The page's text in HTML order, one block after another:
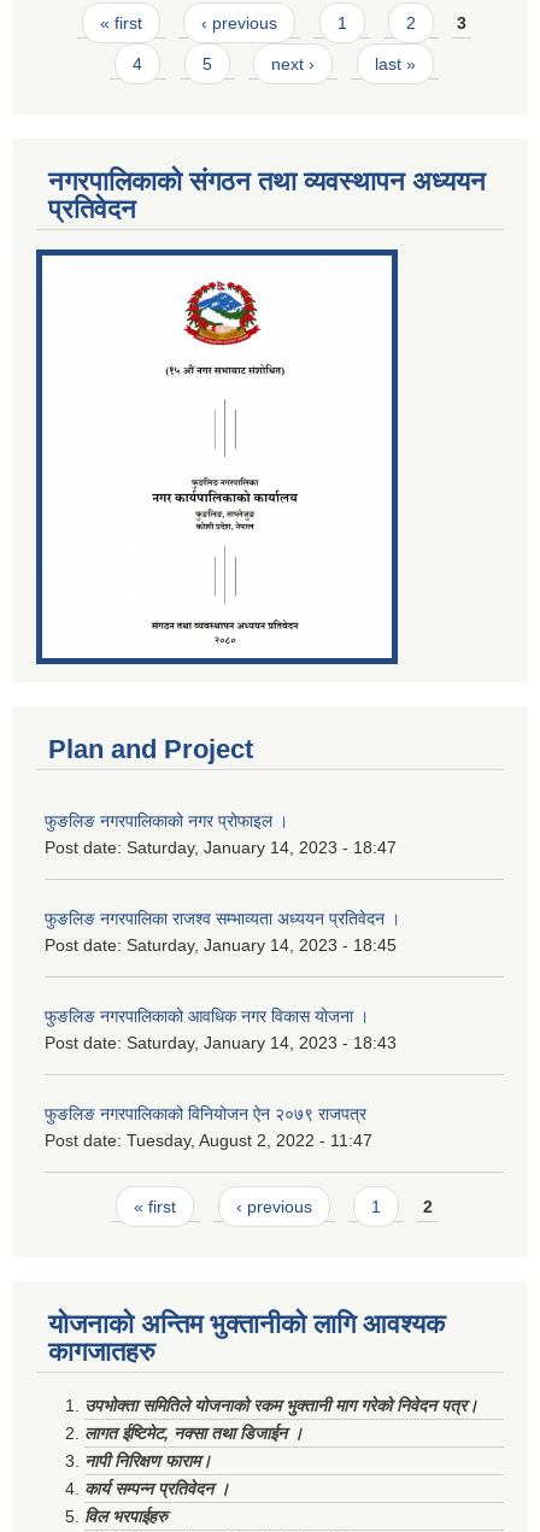
Pages
« first ‹ previous 1 2 3
4 5 next › last »
नगरपालिकाको संगठन तथा व्यवस्थापन अध्ययन
प्रतिवेदन
Plan and Project
फुङलिङ नगरपालिकाको नगर प्रोफाइल ।
Post date: Saturday, January 14, 2023 - 18:47
फुङलिङ नगरपालिका राजश्व सम्भाव्यता अध्ययन प्रतिवेदन ।
Post date: Saturday, January 14, 2023 - 18:45
फुङलिङ नगरपालिकाको आवधिक नगर विकास योजना ।
Post date: Saturday, January 14, 2023 - 18:43
फुङलिङ नगरपालिकाको विनियोजन ऐन २०७९ राजपत्र
Post date: Tuesday, August 2, 2022 - 11:47
Pages« first ‹ previous 1 2
योजनाको अन्तिम भुक्तानीको लागि आवश्यक
कागजातहरु
उपभोक्ता समितिले योजनाको रकम भुक्तानी माग गरेको निवेदन पत्र।
लागत ईष्टिमेट, नक्सा तथा डिजाईन ।
नापी निरिक्षण फाराम।
कार्य सम्पन्न प्रतिवेदन ।
विल भरपाईहरु